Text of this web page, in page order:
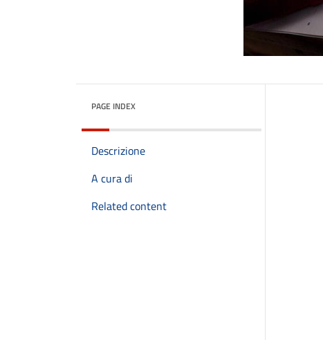
PAGE INDEX
Descrizione
A cura di
Related content